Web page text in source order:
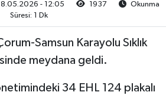
- 12:05 1937
Okunma
Süresi: 1 Dk
Samsun Karayolu Sıklık
meydana geldi.
34 EHL 124 plakalı